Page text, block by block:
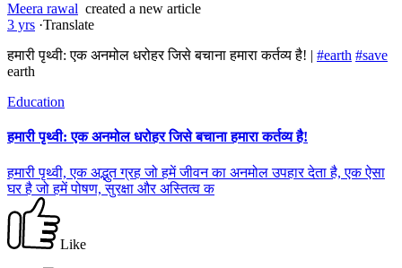
Meera rawal created a new article
3 yrs ·Translate
हमारी पृथ्वी: एक अनमोल धरोहर जिसे बचाना हमारा कर्तव्य है! | #earth #save
earth
Education
हमारी पृथ्वी: एक अनमोल धरोहर जिसे बचाना हमारा कर्तव्य है!
हमारी पृथ्वी, एक अद्भुत ग्रह जो हमें जीवन का अनमोल उपहार देता है, एक ऐसा
घर है जो हमें पोषण, सुरक्षा और अस्तित्व क
Like